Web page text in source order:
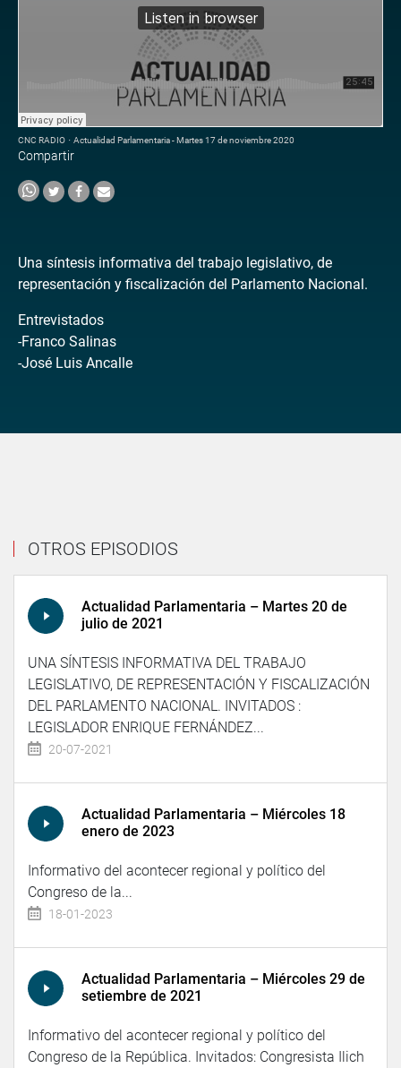
CNC RADIO · Actualidad Parlamentaria - Martes 17 de noviembre 2020
Compartir
Una síntesis informativa del trabajo legislativo, de
representación y fiscalización del Parlamento Nacional.
Entrevistados
-Franco Salinas
-José Luis Ancalle
OTROS EPISODIOS
Actualidad Parlamentaria – Martes 20 de
julio de 2021
UNA SÍNTESIS INFORMATIVA DEL TRABAJO
LEGISLATIVO, DE REPRESENTACIÓN Y FISCALIZACIÓN
DEL PARLAMENTO NACIONAL. INVITADOS :
LEGISLADOR ENRIQUE FERNÁNDEZ...
20-07-2021
Actualidad Parlamentaria – Miércoles 18
enero de 2023
Informativo del acontecer regional y político del
Congreso de la...
18-01-2023
Actualidad Parlamentaria – Miércoles 29 de
setiembre de 2021
Informativo del acontecer regional y político del
Congreso de la República. Invitados: Congresista Ilich